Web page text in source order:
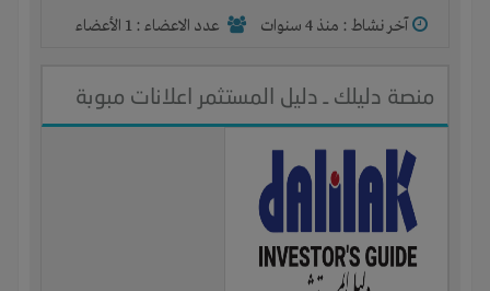
آخر نشاط : منذ 4 سنوات عدد الاعضاء : 1 الأعضاء
منصة دليلك ـ دليل المستثمر اعلانات مبوبة